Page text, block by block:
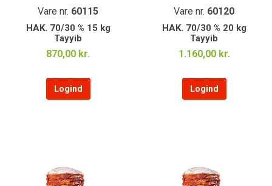
Vare nr. 60115
HAK. 70/30 % 15 kg
Tayyib
870,00 kr.
Logind
Vare nr. 60120
HAK. 70/30 % 20 kg
Tayyib
1.160,00 kr.
Logind